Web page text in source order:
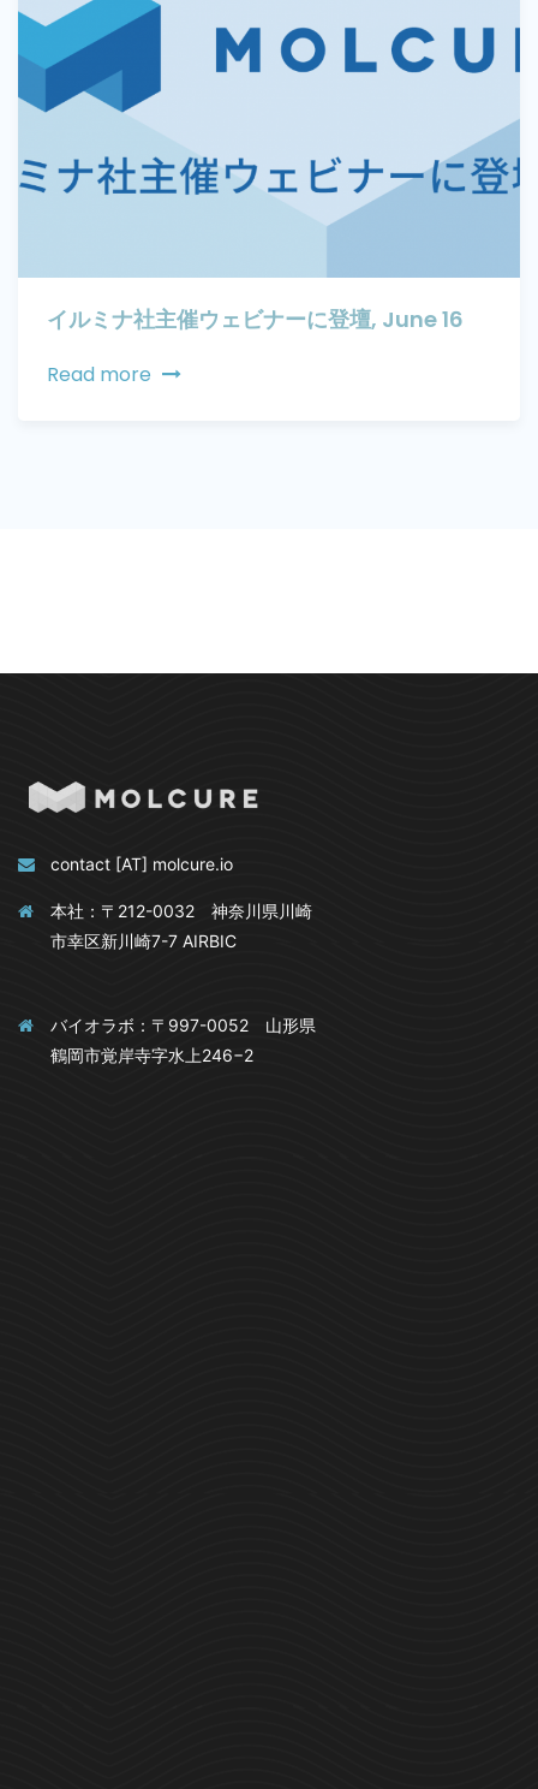
イルミナ社主催ウェビナーに登壇, June 16
Read more
contact [AT] molcure.io
本社：〒212-0032 神奈川県川崎
市幸区新川崎7-7 AIRBIC
バイオラボ：〒997-0052 山形県
鶴岡市覚岸寺字水上246−2